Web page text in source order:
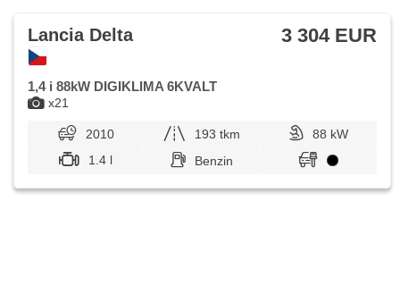
x21
Lancia Delta 3 304 EUR
1,4 i 88kW DIGIKLIMA 6KVALT
2010 193 tkm
88 kW
1.4 l
Benzin